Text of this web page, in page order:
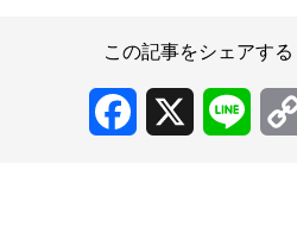
この記事をシェアする
Facebook Line